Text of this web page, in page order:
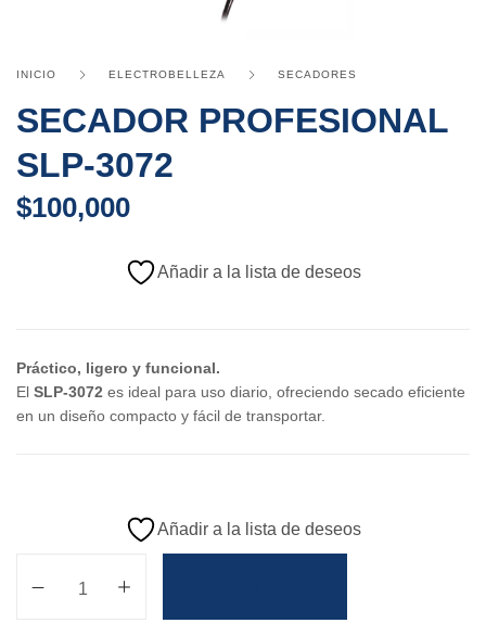
INICIO ELECTROBELLEZA SECADORES
SECADOR PROFESIONAL
SLP-3072
$100,000
Práctico, ligero y funcional.
El SLP-3072 es ideal para uso diario, ofreciendo secado eficiente
en un diseño compacto y fácil de transportar.
Añadir a la lista de deseos
Añadir a la lista de deseos